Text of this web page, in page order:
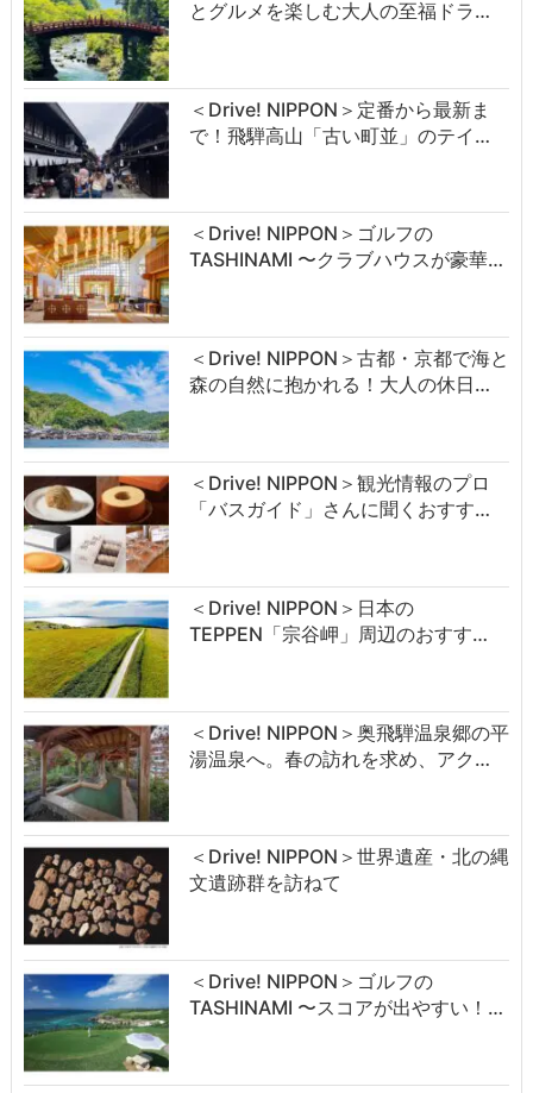
とグルメを楽しむ大人の至福ドラ…
＜Drive! NIPPON＞定番から最新ま
で！飛騨高山「古い町並」のテイ…
＜Drive! NIPPON＞ゴルフの
TASHINAMI 〜クラブハウスが豪華…
＜Drive! NIPPON＞古都・京都で海と
森の自然に抱かれる！大人の休日…
＜Drive! NIPPON＞観光情報のプロ
「バスガイド」さんに聞くおすす…
＜Drive! NIPPON＞日本の
TEPPEN「宗谷岬」周辺のおすす…
＜Drive! NIPPON＞奥飛騨温泉郷の平
湯温泉へ。春の訪れを求め、アク…
＜Drive! NIPPON＞世界遺産・北の縄
文遺跡群を訪ねて
＜Drive! NIPPON＞ゴルフの
TASHINAMI 〜スコアが出やすい！…